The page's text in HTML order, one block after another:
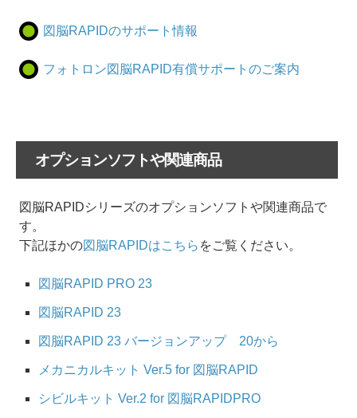
図脳RAPIDのサポート情報
フォトロン図脳RAPID有償サポートのご案内
オプションソフトや関連商品
図脳RAPIDシリーズのオプションソフトや関連商品で
す。
下記ほかの図脳RAPIDはこちら をご覧ください。
図脳RAPID PRO 23
図脳RAPID 23
図脳RAPID 23 バージョンアップ 20から
メカニカルキット Ver.5 for 図脳RAPID
シビルキット Ver.2 for 図脳RAPIDPRO